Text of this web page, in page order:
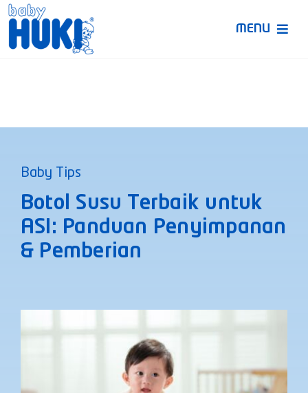
Skip
content
MENU
Baby Tips
Botol Susu Terbaik untuk
ASI: Panduan Penyimpanan
& Pemberian